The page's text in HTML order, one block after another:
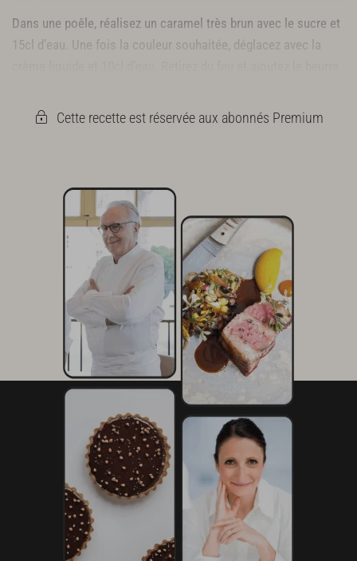
Dans une poêle, réalisez un caramel très brun avec le sucre et
15cl d’eau. Une fois la couleur souhaitée, déglacez avec la
Cette recette est réservée aux abonnés Premium